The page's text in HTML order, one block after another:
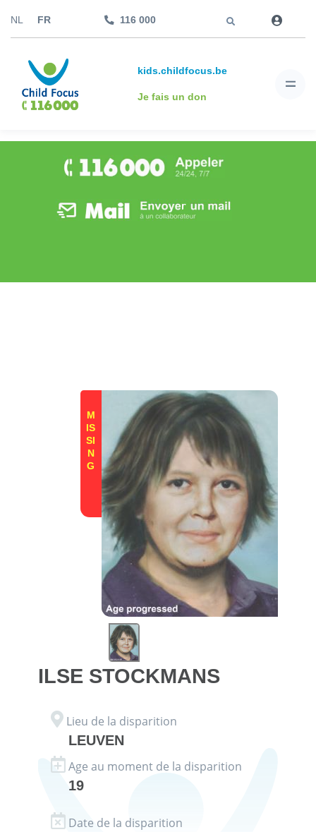
NL FR 116 000
kids.childfocus.be
Je fais un don
M
IS
SI
N
G
ILSE STOCKMANS
Lieu de la disparition
LEUVEN
Age au moment de la disparition
19
Date de la disparition